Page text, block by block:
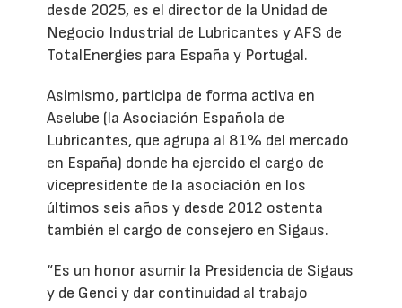
desde 2025, es el director de la Unidad de
Negocio Industrial de Lubricantes y AFS de
TotalEnergies para España y Portugal.
Asimismo, participa de forma activa en
Aselube (la Asociación Española de
Lubricantes, que agrupa al 81% del mercado
en España) donde ha ejercido el cargo de
vicepresidente de la asociación en los
últimos seis años y desde 2012 ostenta
también el cargo de consejero en Sigaus.
“Es un honor asumir la Presidencia de Sigaus
y de Genci y dar continuidad al trabajo